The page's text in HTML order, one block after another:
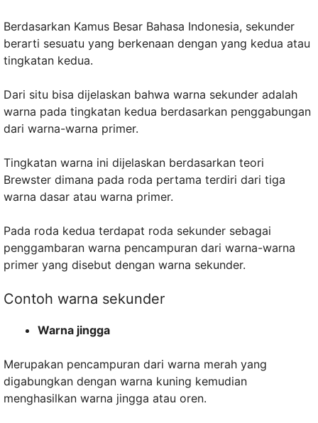
Berdasarkan Kamus Besar Bahasa Indonesia, sekunder
berarti sesuatu yang berkenaan dengan yang kedua atau
tingkatan kedua.
Dari situ bisa dijelaskan bahwa warna sekunder adalah
warna pada tingkatan kedua berdasarkan penggabungan
dari warna-warna primer.
Tingkatan warna ini dijelaskan berdasarkan teori
Brewster dimana pada roda pertama terdiri dari tiga
warna dasar atau warna primer.
Pada roda kedua terdapat roda sekunder sebagai
penggambaran warna pencampuran dari warna-warna
primer yang disebut dengan warna sekunder.
Contoh warna sekunder
Warna jingga
Merupakan pencampuran dari warna merah yang
digabungkan dengan warna kuning kemudian
menghasilkan warna jingga atau oren.